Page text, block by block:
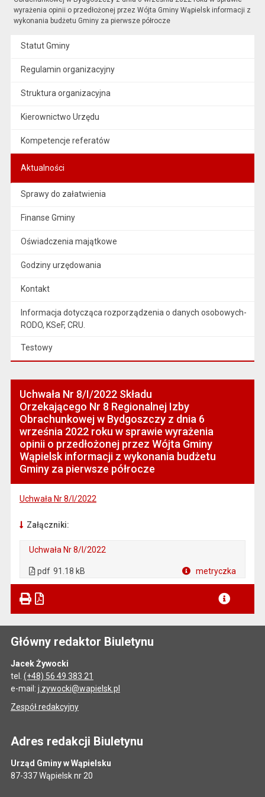
wyrażenia opinii o przedłożonej przez Wójta Gminy Wąpielsk informacji z
wykonania budżetu Gminy za pierwsze półrocze
Statut Gminy
Regulamin organizacyjny
Struktura organizacyjna
Kierownictwo Urzędu
Kompetencje referatów
Aktualności
Sprawy do załatwienia
Finanse Gminy
Oświadczenia majątkowe
Godziny urzędowania
Kontakt
Informacja dotycząca rozporządzenia o danych osobowych-
RODO, KSeF, CRU.
Testowy
Uchwała Nr 8/I/2022 Składu
Orzekającego Nr 8 Regionalnej Izby
Obrachunkowej w Bydgoszczy z dnia 6
września 2022 roku w sprawie wyrażenia
opinii o przedłożonej przez Wójta Gminy
Wąpielsk informacji z wykonania budżetu
Gminy za pierwsze półrocze
Uchwała Nr 8/I/2022
Załączniki:
Uchwała Nr 8/I/2022
pdf 91.18 kB metryczka
Główny redaktor Biuletynu
Jacek Żywocki
tel. (+48) 56 49 383 21
e-mail: j.zywocki@wapielsk.pl
Zespół redakcyjny
Adres redakcji Biuletynu
Urząd Gminy w Wąpielsku
87-337 Wąpielsk nr 20